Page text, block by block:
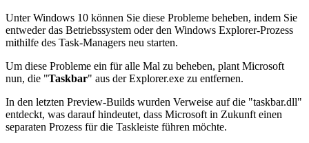
Unter Windows 10 können Sie diese Probleme beheben, indem Sie
entweder das Betriebssystem oder den Windows Explorer-Prozess
mithilfe des Task-Managers neu starten.
Um diese Probleme ein für alle Mal zu beheben, plant Microsoft
nun, die "Taskbar" aus der Explorer.exe zu entfernen.
In den letzten Preview-Builds wurden Verweise auf die "taskbar.dll"
entdeckt, was darauf hindeutet, dass Microsoft in Zukunft einen
separaten Prozess für die Taskleiste führen möchte.